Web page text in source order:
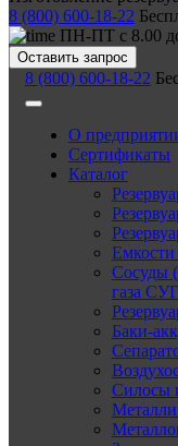
8 (800) 600-18-22
ПН-ПТ с 8.00
Оставить запрос
8 (800) 600-18-22
О
Сертификаты
Каталог
Сосуды
газа СУГ
Баки-
Силосы